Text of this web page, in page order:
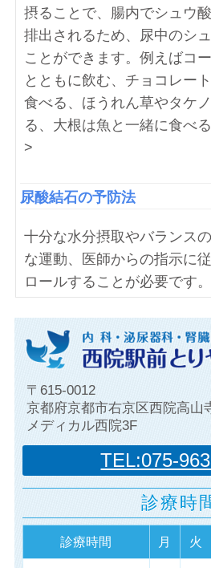
摂ることで、腸内でシュウ
排出されるため、尿中のシ
ことができます。例えばコ
とともに飲む、チョコレー
食べる、ほうれん草やタケ
る、大根は魚と一緒に食べ
>
尿酸結石の予防法
十分な水分摂取やバランス
な運動、医師からの指示に
ロールすることが必要です。
〒615-0012
京都府京都市右京区西院高山
メディカル西院3F
TEL:075-
診療時
診療時間 月 火